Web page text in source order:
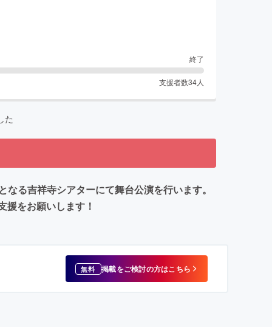
終了
支援者数34人
た
る吉祥寺シアターにて舞台公演を行います。
をお願いします！
無料 掲載をご検討の方はこちら